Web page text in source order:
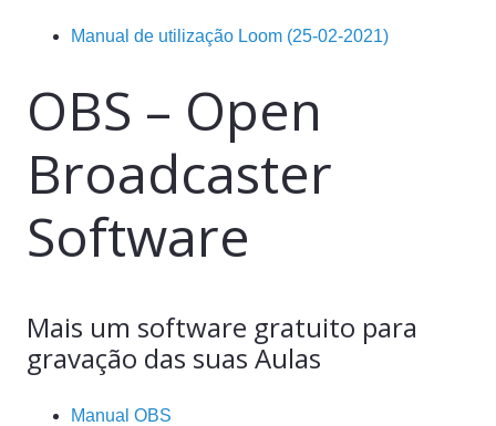
Manual de utilização Loom (25-02-2021)
OBS – Open
Broadcaster
Software
Mais um software gratuito para
gravação das suas Aulas
Manual OBS